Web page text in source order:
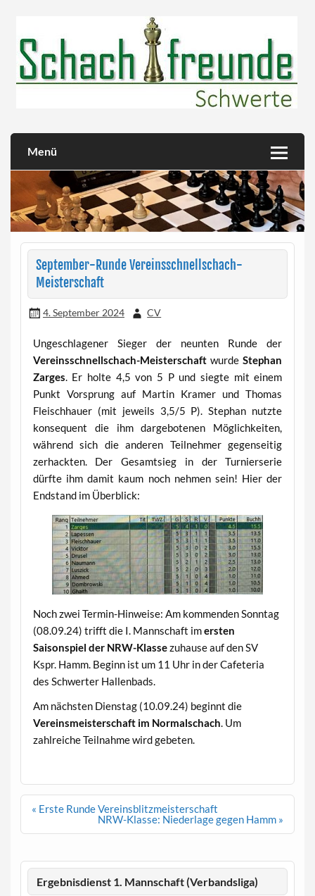
Menü
September-Runde Vereinsschnellschach-
Meisterschaft
4. September 2024 CV
Ungeschlagener Sieger der neunten Runde der
Vereinsschnellschach-MeisterschaftwurdeStephan
Zarges. Er holte 4,5 von 5 P und siegte mit einem
Punkt Vorsprung auf Martin Kramer und Thomas
Fleischhauer (mit jeweils 3,5/5 P). Stephan nutzte
konsequent die ihm dargebotenen Möglichkeiten,
während sich die anderen Teilnehmer gegenseitig
zerhackten. Der Gesamtsieg in der Turnierserie
dürfte ihm damit kaum noch nehmen sein! Hier der
Endstand im Überblick:
Noch zwei Termin-Hinweise: Am kommenden Sonntag
(08.09.24) trifft die I. Mannschaft imersten
Saisonspiel der NRW-Klassezuhause auf den SV
Kspr. Hamm. Beginn ist um 11 Uhr in der Cafeteria
des Schwerter Hallenbads.
Am nächsten Dienstag (10.09.24) beginnt die
Vereinsmeisterschaft im Normalschach. Um
zahlreiche Teilnahme wird gebeten.
Beitragsnavigation
« Erste Runde Vereinsblitzmeisterschaft
NRW-Klasse: Niederlage gegen Hamm »
Ergebnisdienst 1. Mannschaft (Verbandsliga)